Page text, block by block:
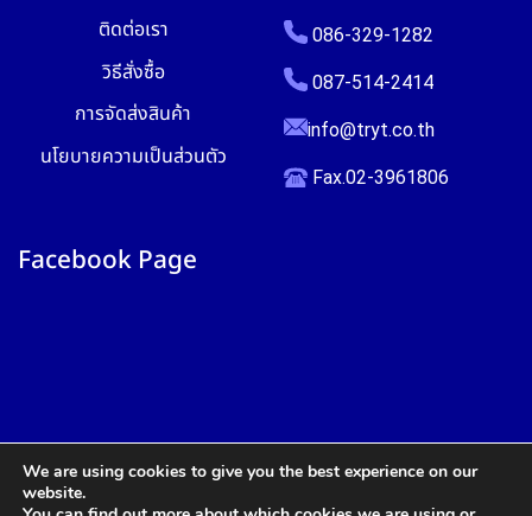
ติดต่อเรา
วิธีสั่งซื้อ
การจัดส่งสินค้า
นโยบายความเป็นส่วนตัว
086-329-1282
087-514-2414
info@tryt.co.th
Fax.02-3961806
Facebook Page
We are using cookies to give you the best experience on our
website.